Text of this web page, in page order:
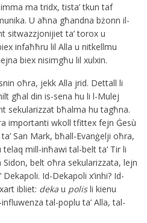
ma tridx, tista’ tkun taf
U aħna għandna bżonn il-
sitwazzjonijiet ta’ torox u
infaħħru lil Alla u nitkellmu
biex nisimgħu lil xulxin.
oħra, jekk Alla jrid. Dettall li
għal din is-sena hu li l-Mulej
sekularizzat bħalma hu tagħna.
importanti wkoll tfittex fejn Ġesù
San Mark, bħall-Evanġelji oħra,
mill-inħawi tal-belt ta’ Tir li
belt oħra sekularizzata, lejn
Id-Dekapoli x’inhi? Id-
ibliet: deka u polisli kienu
tal-poplu ta’ Alla, tal-